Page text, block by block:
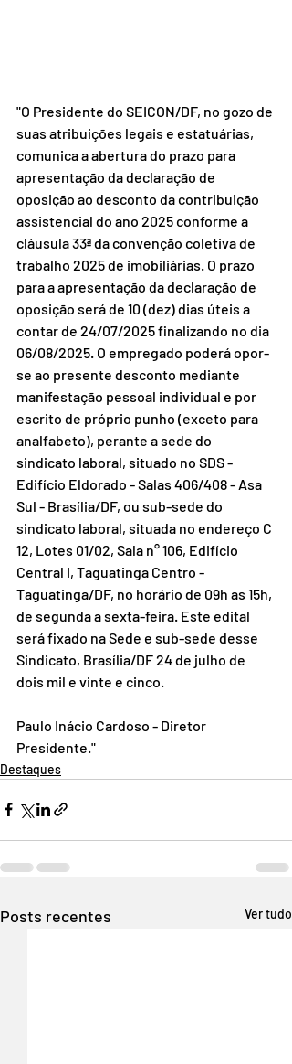
"O Presidente do SEICON/DF, no gozo de
suas atribuições legais e estatuárias,
comunica a abertura do prazo para
apresentação da declaração de
oposição ao desconto da contribuição
assistencial do ano 2025 conforme a
cláusula 33ª da convenção coletiva de
trabalho 2025 de imobiliárias. O prazo
para a apresentação da declaração de
oposição será de 10 (dez) dias úteis a
contar de 24/07/2025 finalizando no dia
06/08/2025. O empregado poderá opor-
se ao presente desconto mediante
manifestação pessoal individual e por
escrito de próprio punho (exceto para
analfabeto), perante a sede do
sindicato laboral, situado no SDS -
Edifício Eldorado - Salas 406/408 - Asa
Sul - Brasília/DF, ou sub-sede do
sindicato laboral, situada no endereço C
12, Lotes 01/02, Sala n° 106, Edifício
Central I, Taguatinga Centro -
Taguatinga/DF, no horário de 09h as 15h,
de segunda a sexta-feira. Este edital
será fixado na Sede e sub-sede desse
Sindicato, Brasília/DF 24 de julho de
dois mil e vinte e cinco.
Paulo Inácio Cardoso - Diretor
Presidente."
Destaques
Posts recentes Ver tudo